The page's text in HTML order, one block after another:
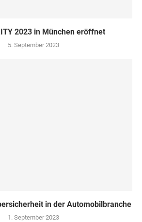
2023 in München eröffnet
5. September 2023
in der Automobilbranche
1. September 2023